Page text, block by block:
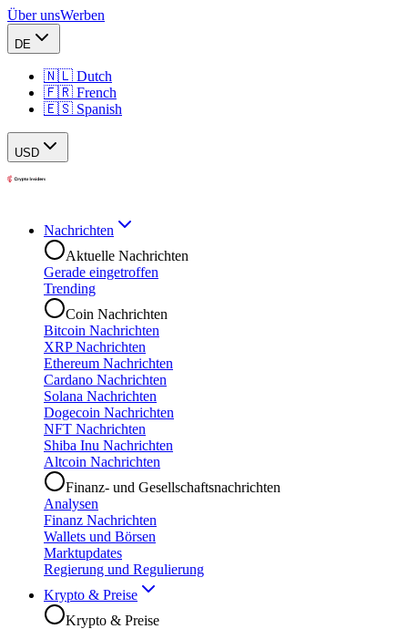
Über unsWerben
DE
🇳🇱 Dutch
🇫🇷 French
🇪🇸 Spanish
USD
Nachrichten
Aktuelle Nachrichten
Gerade eingetroffen
Trending
Coin Nachrichten
Bitcoin Nachrichten
XRP Nachrichten
Ethereum Nachrichten
Cardano Nachrichten
Solana Nachrichten
Dogecoin Nachrichten
NFT Nachrichten
Shiba Inu Nachrichten
Altcoin Nachrichten
Finanz- und Gesellschaftsnachrichten
Analysen
Finanz Nachrichten
Wallets und Börsen
Marktupdates
Regierung und Regulierung
Krypto & Preise
Krypto & Preise